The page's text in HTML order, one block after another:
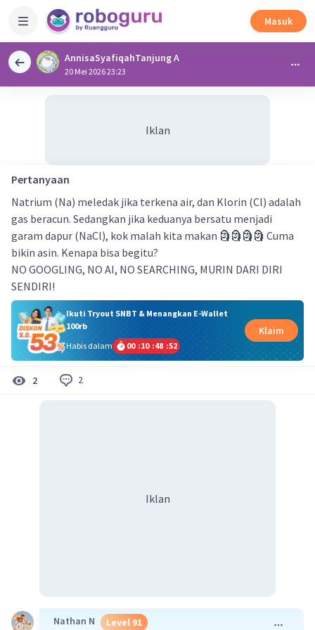
Masuk
AnnisaSyafiqahTanjung A
20 Mei 2026 23:23
Iklan
Pertanyaan
Natrium (Na) meledak jika terkena air, dan Klorin (Cl) adalah
gas beracun. Sedangkan jika keduanya bersatu menjadi
garam dapur (NaCl), kok malah kita makan 🗿🗿🗿🗿 Cuma
bikin asin. Kenapa bisa begitu?
NO GOOGLING, NO AI, NO SEARCHING, MURIN DARI DIRI
SENDIRI!
Ikuti Tryout SNBT & Menangkan E-Wallet
100rb
Habis dalam
00 :10 :48 :51
Klaim
2 2
Iklan
Nathan N Level 91